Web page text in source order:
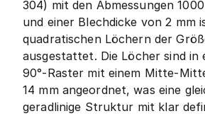
304) mit den Abmessungen
und einer Blechdicke von 2 mm
quadratischen Löchern der
ausgestattet. Die Löcher sind in
90°-Raster mit einem Mitte-
14 mm angeordnet, was eine
geradlinige Struktur mit klar